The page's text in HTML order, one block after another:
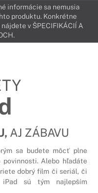
informácie sa nemusia
produktu. Konkrétne
v ŠPECIFIKÁCIÍ A
AJ ZÁBAVU
sa budete môcť plne
Alebo hľadáte
dobrý film či seriál, či
sú tým najlepším